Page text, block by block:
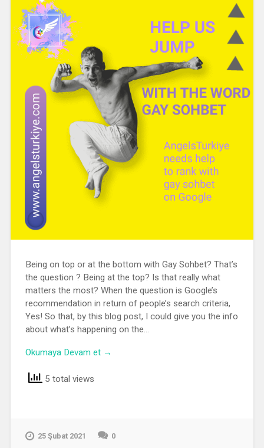
Being on top or at the bottom with Gay Sohbet? That’s
the question ? Being at the top? Is that really what
matters the most? When the question is Google’s
recommendation in return of people’s search criteria,
Yes! So that, by this blog post, I could give you the info
about what’s happening on the…
Okumaya Devam et →
5 total views
25 Şubat 2021 0